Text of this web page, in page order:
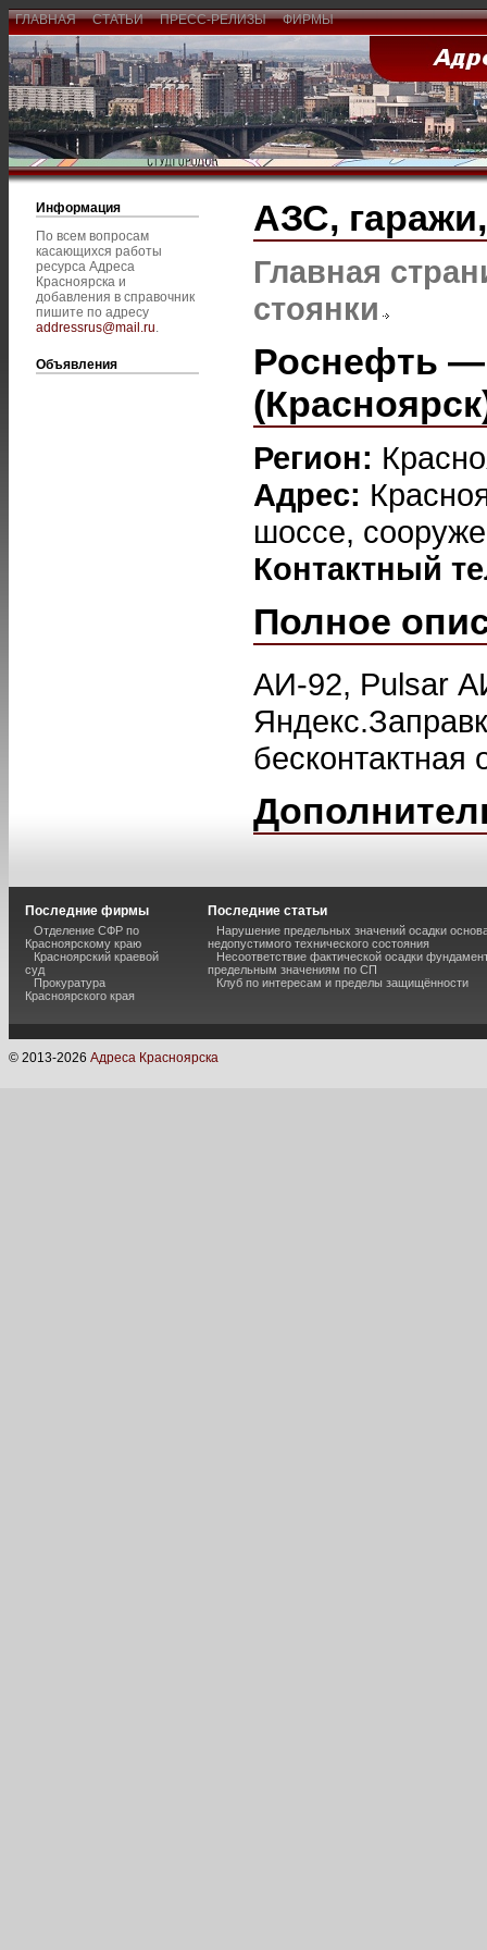
ГЛАВНАЯ СТАТЬИ ПРЕСС-РЕЛИЗЫ ФИРМЫ
Информация
По всем вопросам
касающихся работы
ресурса Адреса
Красноярска и
добавления в справочник
пишите по адресу
addressrus@mail.ru.
Объявления
АЗС,
Главная
стоянки
Роснефть
Регион:
Адрес:
шоссе,
Контактный
Полное
АИ-92, Pulsar
бесконтактная
Последние фирмы
Отделение СФР по
Красноярскому краю
Красноярский краевой
суд
Прокуратура
Красноярского края
Последние статьи
Нарушение предельных значений осадки
недопустимого технического состояния
Несоответствие фактической осадки
предельным значениям по СП
Клуб по интересам и пределы защищённости
© 2013-2026 Адреса Красноярска